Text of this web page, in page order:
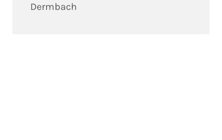
Dermbach